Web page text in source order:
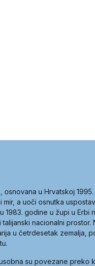
u Hrvatskoj 1995.
a uoči osnutka
1983. godine u župi u Erbi
nacionalni prostor.
u četrdesetak zemalja,
su povezane preko